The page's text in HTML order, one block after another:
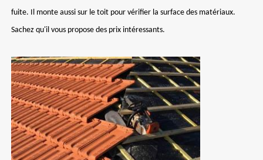
fuite. Il monte aussi sur le toit pour vérifier la surface des matériaux.
Sachez qu'il vous propose des prix intéressants.